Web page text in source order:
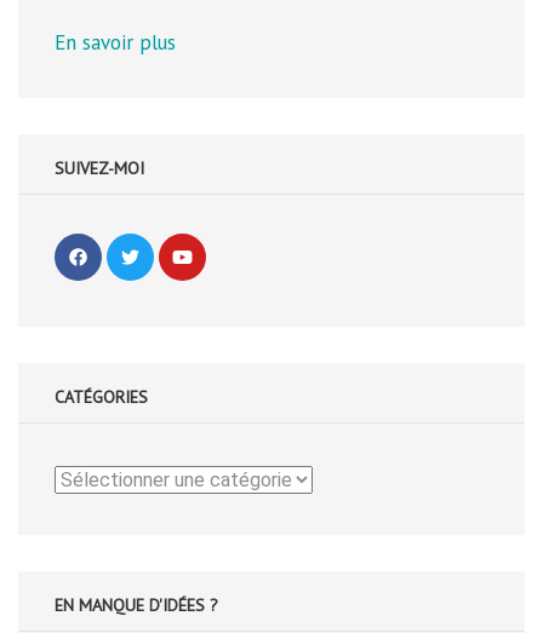
En savoir plus
SUIVEZ-MOI
CATÉGORIES
Catégories
EN MANQUE D'IDÉES ?